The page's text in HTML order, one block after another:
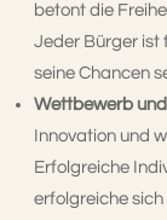
betont die
Jeder Bürger ist
seine Chancen
Wettbewerb
Innovation und
Erfolgreiche
erfolgreiche